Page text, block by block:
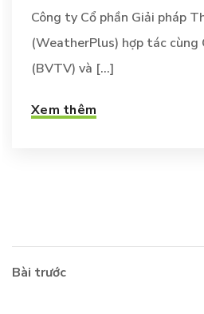
Công ty Cổ phần Giải pháp
(WeatherPlus) hợp tác cùng
(BVTV) và [...]
Xem thêm
Bài trước